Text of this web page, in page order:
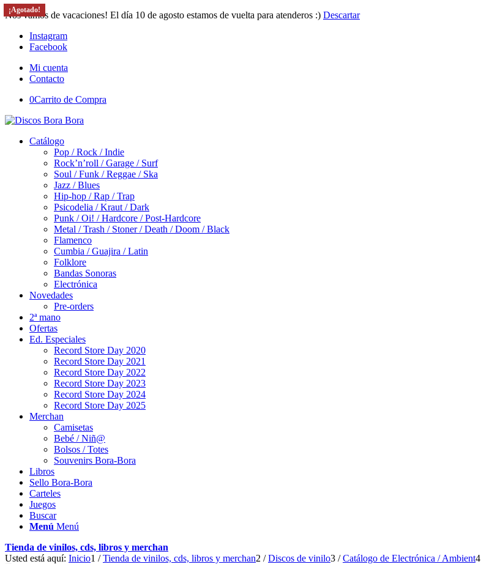
Nos vamos de vacaciones! El día 10 de agosto estamos de vuelta para atenderos :) Descartar
Instagram
Facebook
Mi cuenta
Contacto
0Carrito de Compra
Catálogo
Pop / Rock / Indie
Rock’n’roll / Garage / Surf
Soul / Funk / Reggae / Ska
Jazz / Blues
Hip-hop / Rap / Trap
Psicodelia / Kraut / Dark
Punk / Oi! / Hardcore / Post-Hardcore
Metal / Trash / Stoner / Death / Doom / Black
Flamenco
Cumbia / Guajira / Latin
Folklore
Bandas Sonoras
Electrónica
Novedades
Pre-orders
2ª mano
Ofertas
Ed. Especiales
Record Store Day 2020
Record Store Day 2021
Record Store Day 2022
Record Store Day 2023
Record Store Day 2024
Record Store Day 2025
Merchan
Camisetas
Bebé / Niñ@
Bolsos / Totes
Souvenirs Bora-Bora
Libros
Sello Bora-Bora
Carteles
Juegos
Buscar
Menú Menú
Tienda de vinilos, cds, libros y merchan
Usted está aquí: Inicio1 / Tienda de vinilos, cds, libros y merchan2 / Discos de vinilo3 / Catálogo de Electrónica / Ambient4
¡Agotado!
¡Agotado!
¡Agotado!